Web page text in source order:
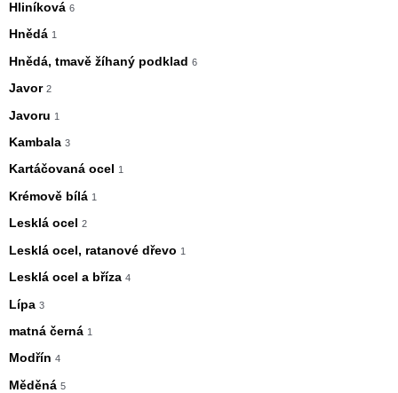
Hliníková 6
Hnědá 1
Hnědá, tmavě žíhaný podklad 6
Javor 2
Javoru 1
Kambala 3
Kartáčovaná ocel 1
Krémově bílá 1
Lesklá ocel 2
Lesklá ocel, ratanové dřevo 1
Lesklá ocel a bříza 4
Lípa 3
matná černá 1
Modřín 4
Měděná 5